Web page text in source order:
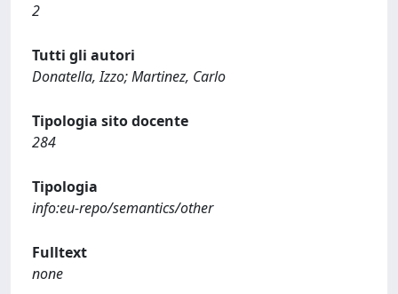
2
Tutti gli autori
Donatella, Izzo; Martinez, Carlo
Tipologia sito docente
284
Tipologia
info:eu-repo/semantics/other
Fulltext
none